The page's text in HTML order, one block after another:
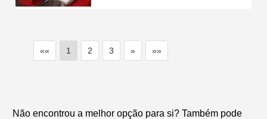
«« 1 2 3 » »»
Não encontrou a melhor opção para si? Também pode